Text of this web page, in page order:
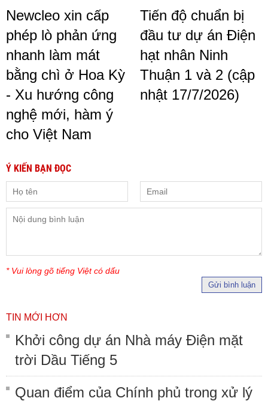
Newcleo xin cấp
phép lò phản ứng
nhanh làm mát
bằng chì ở Hoa Kỳ
- Xu hướng công
nghệ mới, hàm ý
cho Việt Nam
Tiến độ chuẩn bị
đầu tư dự án Điện
hạt nhân Ninh
Thuận 1 và 2 (cập
nhật 17/7/2026)
Ý KIẾN BẠN ĐỌC
* Vui lòng gõ tiếng Việt có dấu
Gửi bình luận
TIN MỚI HƠN
Khởi công dự án Nhà máy Điện mặt
trời Dầu Tiếng 5
Quan điểm của Chính phủ trong xử lý